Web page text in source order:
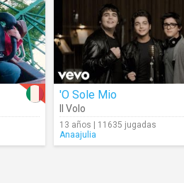
'O Sole Mio
Il Volo
13 años | 11635 jugadas
Anaajulia